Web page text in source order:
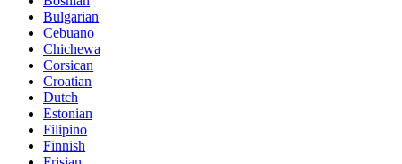
Bulgarian
Cebuano
Chichewa
Corsican
Croatian
Dutch
Estonian
Filipino
Finnish